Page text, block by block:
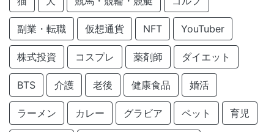
副業・転職 仮想通貨 NFT YouTuber
株式投資 コスプレ 薬剤師 ダイエット
BTS 介護 老後 健康食品 婚活
ラーメン カレー グラビア ペット 育児